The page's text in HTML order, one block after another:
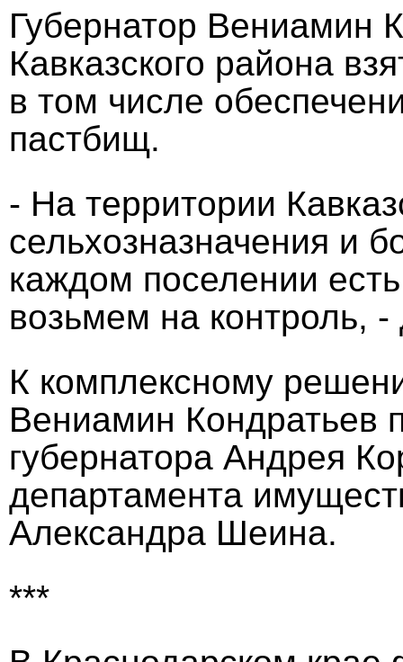
Губернатор Вениамин
Кавказского района
в том числе
пастбищ.
- На территории
сельхозназначения и
каждом поселении
возьмем на контроль,
К комплексному
Вениамин Кондратьев
губернатора Андрея
департамента
Александра Шеина.
***